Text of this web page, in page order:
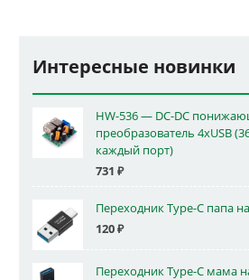
Интересные новинки
HW-536 — DC-DC
преобразователь 4xUSB
каждый порт)
731 ₽
Переходник Type-C папа
120₽
Переходник Type-C мама